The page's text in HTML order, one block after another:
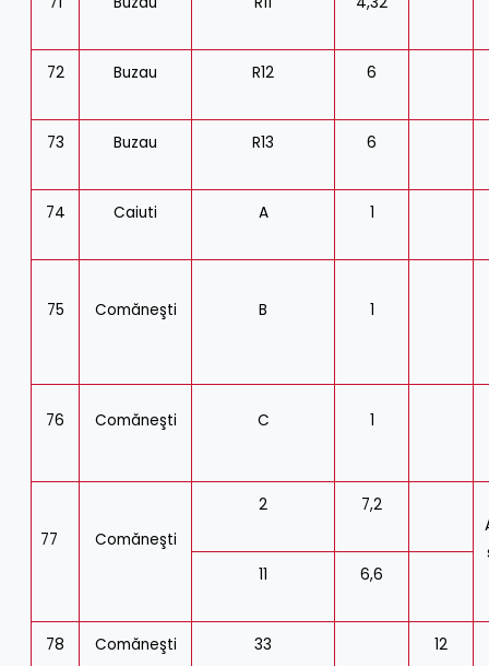
72 Buzau R12 6
73 Buzau R13 6
74 Caiuti A 1
75 Comăneşti B 1
76 Comăneşti C 1
77 Comăneşti
2
7,2
11
6,6
78 Comăneşti 33 12